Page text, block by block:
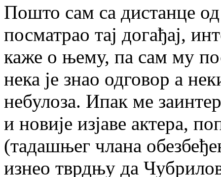
Пошто сам са дистанце од
посматрао тај догађај,
каже о њему, па сам му
нека је знао одговор а
небулоза. Ипак ме
и новије изјаве актера,
(тадашњег члана
изнео тврдњу да